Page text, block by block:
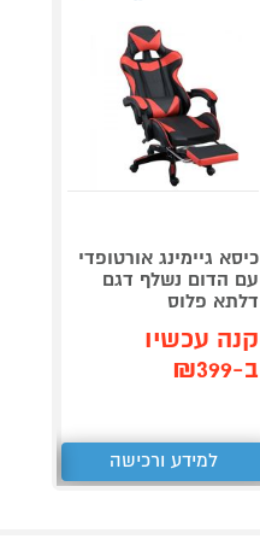
כיסא גיימינג אורטופדי
עם הדום נשלף דגם
דלתא פלוס
קנה עכשיו
ב-₪399
למידע ורכישה